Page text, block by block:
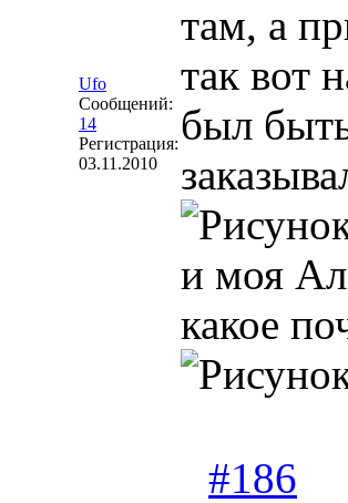
Ufo
Сообщений:
14
Регистрация:
03.11.2010
там, а
так вот
был
и моя
какое
#186